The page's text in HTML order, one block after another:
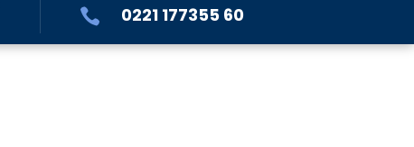
 0221 177355 60